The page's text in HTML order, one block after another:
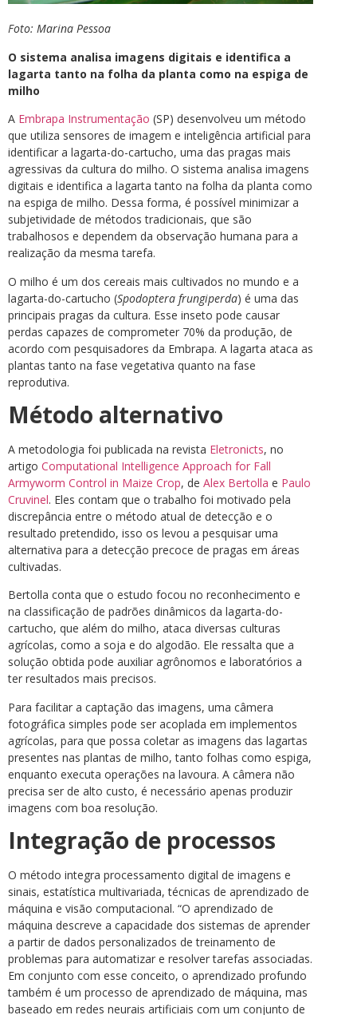
Foto: Marina Pessoa
O sistema analisa imagens digitais e identifica a
lagarta tanto na folha da planta como na espiga de
milho
A Embrapa Instrumentação (SP) desenvolveu um método
que utiliza sensores de imagem e inteligência artificial para
identificar a lagarta-do-cartucho, uma das pragas mais
agressivas da cultura do milho. O sistema analisa imagens
digitais e identifica a lagarta tanto na folha da planta como
na espiga de milho. Dessa forma, é possível minimizar a
subjetividade de métodos tradicionais, que são
trabalhosos e dependem da observação humana para a
realização da mesma tarefa.
O milho é um dos cereais mais cultivados no mundo e a
lagarta-do-cartucho (Spodoptera frungiperda) é uma das
principais pragas da cultura. Esse inseto pode causar
perdas capazes de comprometer 70% da produção, de
acordo com pesquisadores da Embrapa. A lagarta ataca as
plantas tanto na fase vegetativa quanto na fase
reprodutiva.
Método alternativo
A metodologia foi publicada na revista Eletronicts, no
artigo Computational Intelligence Approach for Fall
Armyworm Control in Maize Crop, de Alex Bertolla e Paulo
Cruvinel. Eles contam que o trabalho foi motivado pela
discrepância entre o método atual de detecção e o
resultado pretendido, isso os levou a pesquisar uma
alternativa para a detecção precoce de pragas em áreas
cultivadas.
Bertolla conta que o estudo focou no reconhecimento e
na classificação de padrões dinâmicos da lagarta-do-
cartucho, que além do milho, ataca diversas culturas
agrícolas, como a soja e do algodão. Ele ressalta que a
solução obtida pode auxiliar agrônomos e laboratórios a
ter resultados mais precisos.
Para facilitar a captação das imagens, uma câmera
fotográfica simples pode ser acoplada em implementos
agrícolas, para que possa coletar as imagens das lagartas
presentes nas plantas de milho, tanto folhas como espiga,
enquanto executa operações na lavoura. A câmera não
precisa ser de alto custo, é necessário apenas produzir
imagens com boa resolução.
Integração de processos
O método integra processamento digital de imagens e
sinais, estatística multivariada, técnicas de aprendizado de
máquina e visão computacional. “O aprendizado de
máquina descreve a capacidade dos sistemas de aprender
a partir de dados personalizados de treinamento de
problemas para automatizar e resolver tarefas associadas.
Em conjunto com esse conceito, o aprendizado profundo
também é um processo de aprendizado de máquina, mas
baseado em redes neurais artificiais com um conjunto de